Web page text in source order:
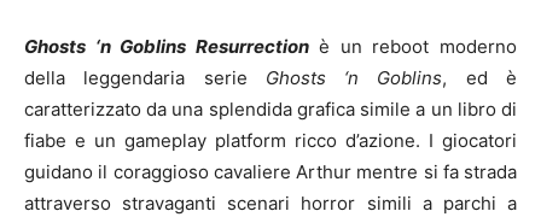
Ghosts ‘n Goblins Resurrectionè un reboot moderno
della leggendaria serie Ghosts ‘n Goblins, ed è
caratterizzato da una splendida grafica simile a un libro di
fiabe e un gameplay platform ricco d’azione. I giocatori
guidano il coraggioso cavaliere Arthur mentre si fa strada
attraverso stravaganti scenari horror simili a parchi a